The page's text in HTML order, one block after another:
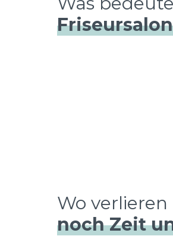
Wo verlieren
noch Zeit